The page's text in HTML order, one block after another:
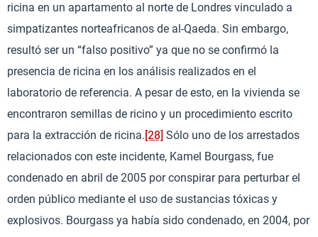
ricina en un apartamento al norte de Londres vinculado a
simpatizantes norteafricanos de al-Qaeda. Sin embargo,
resultó ser un “falso positivo” ya que no se confirmó la
presencia de ricina en los análisis realizados en el
laboratorio de referencia. A pesar de esto, en la vivienda se
encontraron semillas de ricino y un procedimiento escrito
para la extracción de ricina. [28] Sólo uno de los arrestados
relacionados con este incidente, Kamel Bourgass, fue
condenado en abril de 2005 por conspirar para perturbar el
orden público mediante el uso de sustancias tóxicas y
explosivos. Bourgass ya había sido condenado, en 2004, por